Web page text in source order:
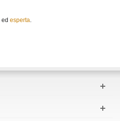
ed esperta